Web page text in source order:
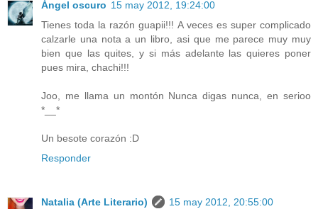
Ángel oscuro 15 may 2012, 19:24:00
Tienes toda la razón guapii!!! A veces es super complicado
calzarle una nota a un libro, asi que me parece muy muy
bien que las quites, y si más adelante las quieres poner
pues mira, chachi!!!
Joo, me llama un montón Nunca digas nunca, en serioo
*__*
Un besote corazón :D
Responder
Natalia (Arte Literario)
15 may 2012, 20:55:00